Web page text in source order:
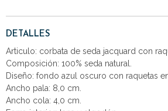
DETALLES
Articulo: corbata de seda jacquard con
Composición: 100% seda natural.
Diseño: fondo azul oscuro con raquetas
Ancho pala: 8,0 cm.
Ancho cola: 4,0 cm.